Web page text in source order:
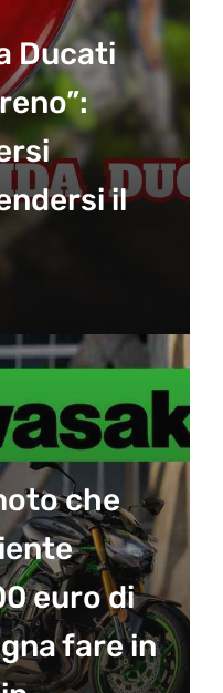
Ducati
il
che
euro di
fare in